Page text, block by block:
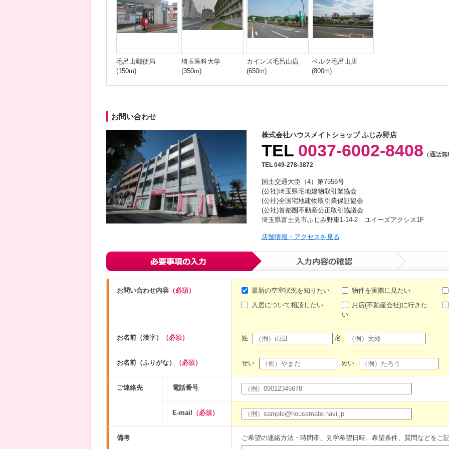
毛呂山郵便局
(150m)
埼玉医科大学
(350m)
カインズ毛呂山店
(650m)
ベルク毛呂山店
(800m)
お問い合わせ
株式会社ハウスメイトショップ ふじみ野店
TEL 0037-6002-8408 （通話
TEL 049-278-3872
国土交通大臣（4）第7558号
(公社)埼玉県宅地建物取引業協会
(公社)全国宅地建物取引業保証協会
(公社)首都圏不動産公正取引協議会
埼玉県富士見市ふじみ野東1-14-2 ユイーズアクシス1F
店舗情報・アクセスを見る
お問い合わせ内容（必須） 最新の空室状況を知りたい
物件を実際に見たい
入居について相談したい
お店(不動産会社)に行きた
い
お名前（漢字） （必須） 姓 名
お名前（ふりがな） （必須） せい めい
ご連絡先 電話番号
E-mail （必須）
備考 ご希望の連絡方法・時間帯、見学希望日時、希望条件、質問などをご